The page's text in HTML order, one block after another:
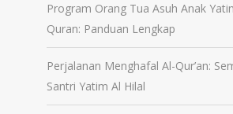
Program Orang Tua Asuh Anak
Quran: Panduan Lengkap
Perjalanan Menghafal Al-Qur’an:
Santri Yatim Al Hilal